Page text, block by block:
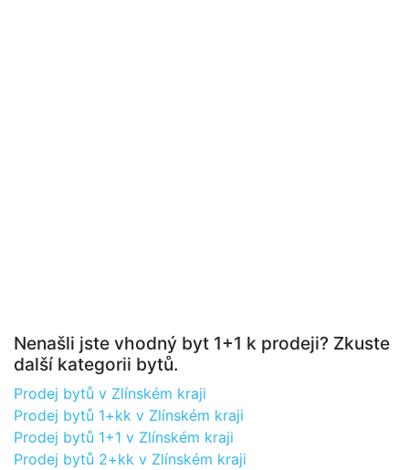
Nenašli jste vhodný byt 1+1 k prodeji? Zkuste
další kategorii bytů.
Prodej bytů v Zlínském kraji
Prodej bytů 1+kk v Zlínském kraji
Prodej bytů 1+1 v Zlínském kraji
Prodej bytů 2+kk v Zlínském kraji